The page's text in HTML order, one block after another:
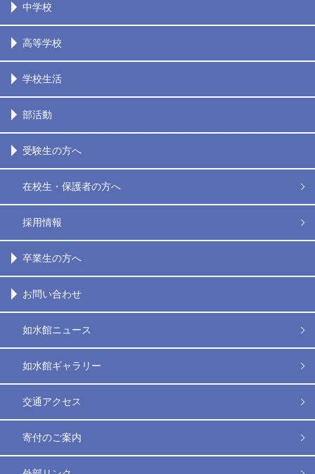
中学校
高等学校
学校生活
部活動
受験生の方へ
在校生・保護者の方へ
採用情報
卒業生の方へ
お問い合わせ
如水館ニュース
如水館ギャラリー
交通アクセス
寄付のご案内